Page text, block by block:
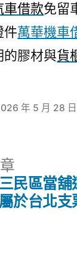
車借款免留
件萬華機車
的膠材與貨
年 5 月 28 日
一
篇
民區當舖
於台北支